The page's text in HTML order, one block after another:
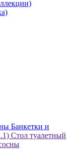
Банкетки и
Стол туалетный